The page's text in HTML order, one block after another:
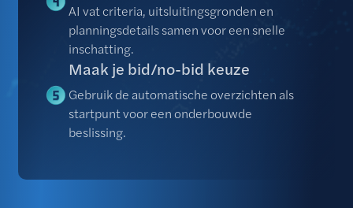
AI vat criteria, uitsluitingsgronden en
planningsdetails samen voor een snelle
inschatting.
Maak je bid/no-bid keuze
Gebruik de automatische overzichten als
startpunt voor een onderbouwde
beslissing.